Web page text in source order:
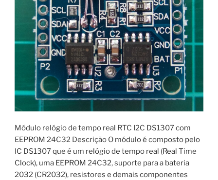
Módulo relógio de tempo real RTC I2C DS1307 com
EEPROM 24C32 Descrição O módulo é composto pelo
IC DS1307 que é um relógio de tempo real (Real Time
Clock), uma EEPROM 24C32, suporte para a bateria
2032 (CR2032), resistores e demais componentes